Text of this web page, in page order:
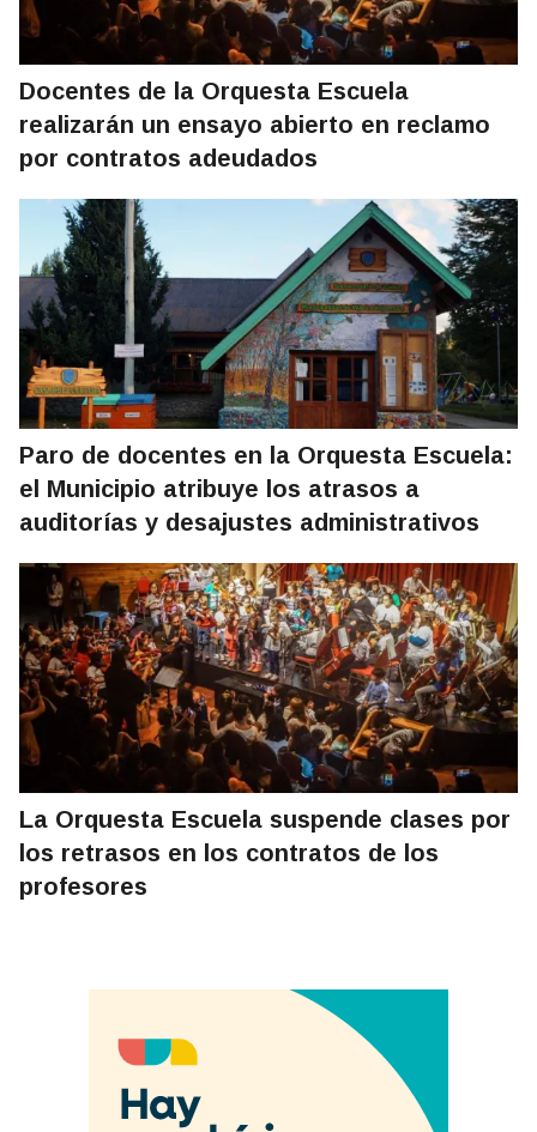
Docentes de la Orquesta Escuela
realizarán un ensayo abierto en reclamo
por contratos adeudados
Paro de docentes en la Orquesta Escuela:
el Municipio atribuye los atrasos a
auditorías y desajustes administrativos
La Orquesta Escuela suspende clases por
los retrasos en los contratos de los
profesores